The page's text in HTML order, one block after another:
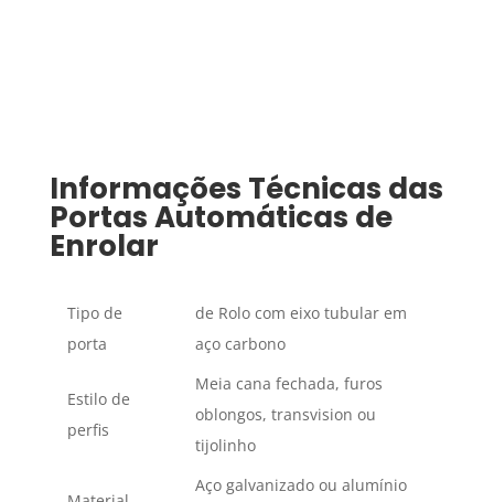
Informações Técnicas das
Portas Automáticas de
Enrolar
Tipo de
porta
de Rolo com eixo tubular em
aço carbono
Estilo de
perfis
Meia cana fechada, furos
oblongos, transvision ou
tijolinho
Aço galvanizado ou alumínio